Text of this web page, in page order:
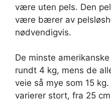
være uten pels. Den
være bærer av
nødvendigvis.
De minste
rundt 4 kg, mens de
veie så mye som 15
varierer stort, fra 25